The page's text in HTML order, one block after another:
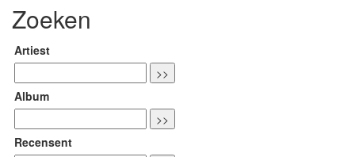
Zoeken
Artiest
Album
Recensent